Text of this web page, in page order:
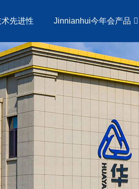
术先进性 Jinnianhui今年会产品